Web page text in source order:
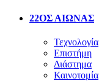
22ΟΣ ΑΙΩΝΑΣ
Τεχνολογία
Επιστήμη
Διάστημα
Καινοτομία